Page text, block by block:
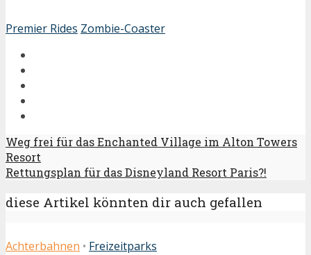
Premier Rides Zombie-Coaster
Weg frei für das Enchanted Village im Alton Towers
Resort
Rettungsplan für das Disneyland Resort Paris?!
diese Artikel könnten dir auch gefallen
Achterbahnen • Freizeitparks